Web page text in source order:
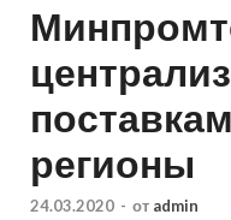
регионы
24.03.2020 - от admin